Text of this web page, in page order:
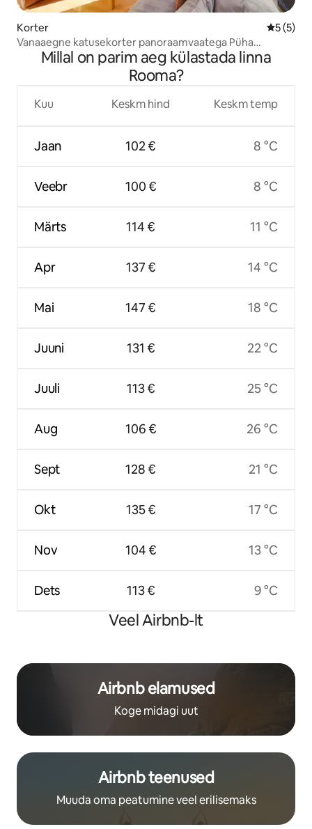
Korter
5 (5)
Vanaaegne katusekorter panoraamvaatega Püha
Peetruse basiilikale
Millal on parim aeg külastada linna
Rooma?
Kuu
Jaan
Veebr
Märts
Apr
Mai
Juuni
Juuli
Aug
Sept
Okt
Nov
Dets
Keskm hind
102 €
100 €
114 €
137 €
147 €
131 €
113 €
106 €
128 €
135 €
104 €
113 €
Keskm temp
8 °C
8 °C
11 °C
14 °C
18 °C
22 °C
25 °C
26 °C
21 °C
17 °C
13 °C
9 °C
Veel Airbnb-lt
Airbnb elamused
Koge midagi uut
Airbnb teenused
Muuda oma peatumine veel erilisemaks